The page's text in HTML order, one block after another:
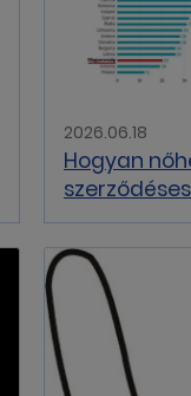
2026.06.18
Hogyan